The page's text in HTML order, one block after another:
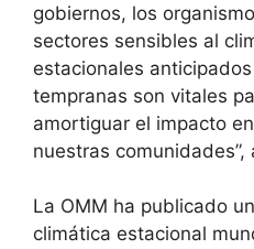
gobiernos, los
sectores sensibles al
estacionales
tempranas son vitales
amortiguar el impacto
nuestras
La OMM ha publicado
climática estacional